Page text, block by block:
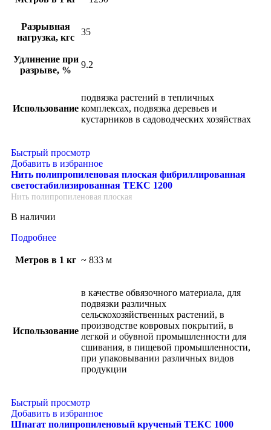
Разрывная
нагрузка, кгс
35
Удлинение при
разрыве, %
9.2
Использование
подвязка растений в тепличных
комплексах, подвязка деревьев и
кустарников в садоводческих хозяйствах
Быстрый просмотр
Добавить в избранное
Нить полипропиленовая плоская фибриллированная
светостабилизированная ТЕКС 1200
Нить полипропиленовая плоская
В наличии
Подробнее
Метров в 1 кг ~ 833 м
Использование
в качестве обвязочного материала, для
подвязки различных
сельскохозяйственных растений, в
производстве ковровых покрытий, в
легкой и обувной промышленности для
сшивания, в пищевой промышленности,
при упаковывании различных видов
продукции
Быстрый просмотр
Добавить в избранное
Шпагат полипропиленовый крученый ТЕКС 1000